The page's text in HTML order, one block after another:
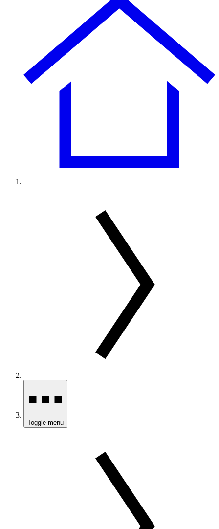
Toggle menu